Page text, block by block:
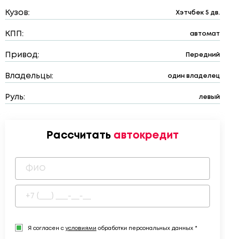
Кузов: Хэтчбек 5 дв.
КПП: автомат
Привод: Передний
Владельцы: один владелец
Руль: левый
Рассчитать автокредит
Я согласен с условиями обработки персональных данных *